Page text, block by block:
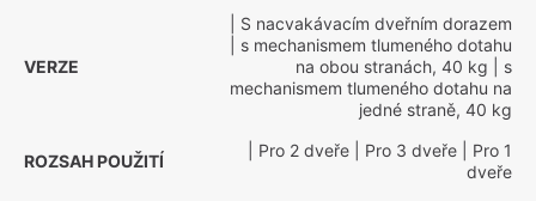
VERZE
| S nacvakávacím dveřním dorazem
| s mechanismem tlumeného dotahu
na obou stranách, 40 kg | s
mechanismem tlumeného dotahu na
jedné straně, 40 kg
ROZSAH POUŽITÍ
| Pro 2 dveře | Pro 3 dveře | Pro 1
dveře